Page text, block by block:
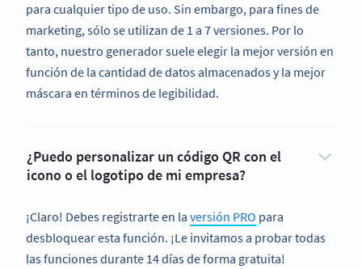
para cualquier tipo de uso. Sin embargo, para fines de
marketing, sólo se utilizan de 1 a 7 versiones. Por lo
tanto, nuestro generador suele elegir la mejor versión en
función de la cantidad de datos almacenados y la mejor
máscara en términos de legibilidad.
¿Puedo personalizar un código QR con el
icono o el logotipo de mi empresa?
¡Claro! Debes registrarte en la versión PRO para
desbloquear esta función. ¡Le invitamos a probar todas
las funciones durante 14 días de forma gratuita!